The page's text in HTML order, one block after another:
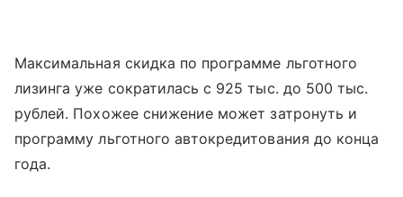
Максимальная скидка по программе льготного
лизинга уже сократилась с 925 тыс. до 500 тыс.
рублей. Похожее снижение может затронуть и
программу льготного автокредитования до конца
года.